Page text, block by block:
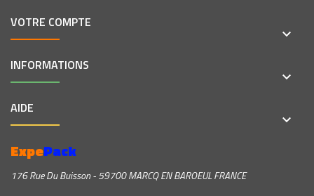
VOTRE COMPTE
keyboard_arrow_down
INFORMATIONS
keyboard_arrow_down
AIDE
keyboard_arrow_down
ExpePack
176 Rue Du Buisson - 59700 MARCQ EN BAROEUL FRANCE